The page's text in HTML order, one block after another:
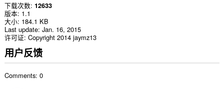
下载次数 12633
版本 1.1
大小 184.1 KB
Last update Jan. 16, 2015
许可证 Copyright 2014 jaymz13
用户反馈
Comments: 0